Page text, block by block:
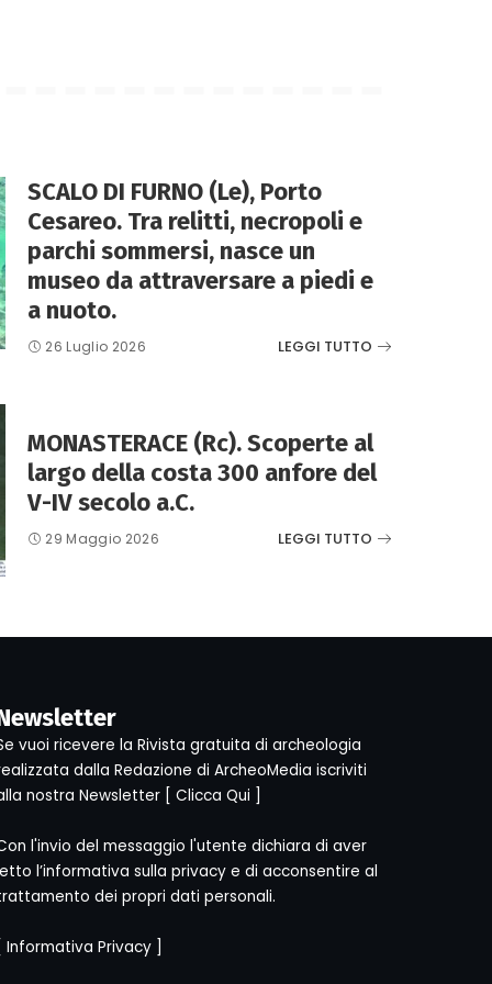
SCALO DI FURNO (Le), Porto
Cesareo. Tra relitti, necropoli e
parchi sommersi, nasce un
museo da attraversare a piedi e
a nuoto.
26 Luglio 2026 LEGGI TUTTO
MONASTERACE (Rc). Scoperte al
largo della costa 300 anfore del
V-IV secolo a.C.
29 Maggio 2026 LEGGI TUTTO
vuoi ricevere la Rivista gratuita di archeologia
dalla Redazione di ArcheoMedia iscriviti
nostra Newsletter [ Clicca Qui ]
l'invio del messaggio l'utente dichiara di aver
l’informativa sulla privacy e di acconsentire al
dei propri dati personali.
Informativa Privacy]